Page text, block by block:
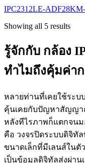
IPC2312LE-
Showing all 5 results
รู้จักกับ กล้อง
ทำไมถึงคุ้มค่าก
หลายท่านที่เคยใช้ระบ
คุ้นเคยกับปัญหาสัญญา
หลังทีไรภาพก็แตกจนม
คือ วงจรปิดระบบดิจิทั
ขนาดเล็กที่มีเลนส์ในตั
เป็นข้อมูลดิจิทัลส่งผ่าน